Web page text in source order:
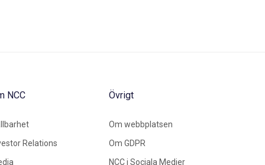
NCC
Relations
Övrigt
Om webbplatsen
Om GDPR
NCC i Sociala Medier